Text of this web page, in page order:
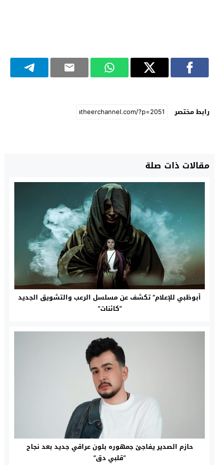
رابط مختصر
مقالات ذات صلة
أبوظبي للإعلام” تكشف عن مسلسل الرعب والتشويق الجديد
“كائنات”
حازم الصدير يفاجئ جمهوره بلون عراقي جديد بعد نجاح
“قلبي دق”